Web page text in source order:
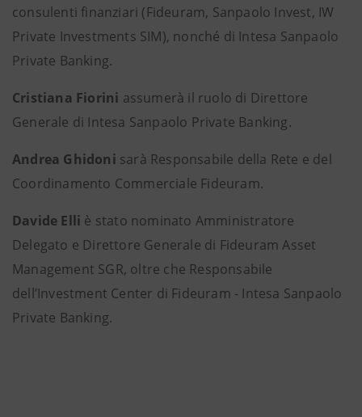
consulenti finanziari (Fideuram, Sanpaolo Invest, IW
Private Investments SIM), nonché di Intesa Sanpaolo
Private Banking.
Cristiana Fiorini assumerà il ruolo di Direttore
Generale di Intesa Sanpaolo Private Banking.
Andrea Ghidoni sarà Responsabile della Rete e del
Coordinamento Commerciale Fideuram.
Davide Elli è stato nominato Amministratore
Delegato e Direttore Generale di Fideuram Asset
Management SGR, oltre che Responsabile
dell’Investment Center di Fideuram - Intesa Sanpaolo
Private Banking.